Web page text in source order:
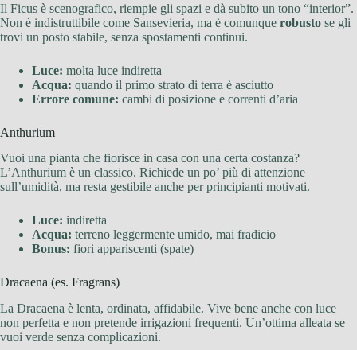
Il Ficus è scenografico, riempie gli spazi e dà subito un tono “interior”.
Non è indistruttibile come Sansevieria, ma è comunque robusto se gli
trovi un posto stabile, senza spostamenti continui.
Luce: molta luce indiretta
Acqua: quando il primo strato di terra è asciutto
Errore comune: cambi di posizione e correnti d’aria
Anthurium
Vuoi una pianta che fiorisce in casa con una certa costanza?
L’Anthurium è un classico. Richiede un po’ più di attenzione
sull’umidità, ma resta gestibile anche per principianti motivati.
Luce: indiretta
Acqua: terreno leggermente umido, mai fradicio
Bonus: fiori appariscenti (spate)
Dracaena (es. Fragrans)
La Dracaena è lenta, ordinata, affidabile. Vive bene anche con luce
non perfetta e non pretende irrigazioni frequenti. Un’ottima alleata se
vuoi verde senza complicazioni.